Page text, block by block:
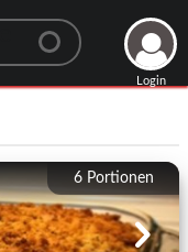
Login
6 Portionen